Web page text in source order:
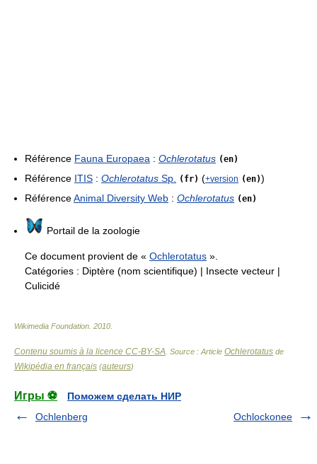
Référence Fauna Europaea : Ochlerotatus (en)
Référence ITIS : Ochlerotatus Sp. (fr) (+version (en))
RéférenceAnimal Diversity Web : Ochlerotatus (en)
Portail de la zoologie
Ce document provient de « Ochlerotatus ».
Catégories : Diptère (nom scientifique) | Insecte vecteur |
Culicidé
Wikimedia Foundation 2010
Contenu soumis à la licence CC-BY-SA . Source : Article Ochlerotatus de
Wikipédia en français (auteurs)
Игры ⚽
Поможем сделать НИР
Ochlenberg
Ochlockonee